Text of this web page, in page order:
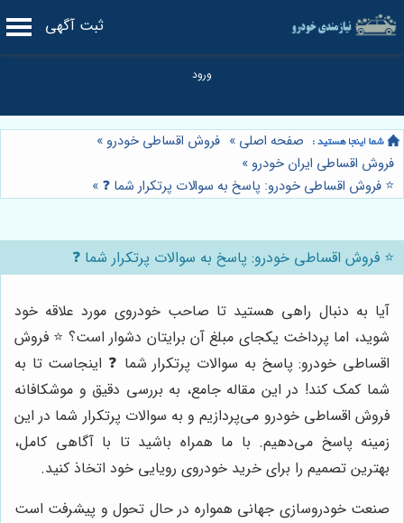
ثبت آگهی
صفحه اصلی » فروش اقساطی خودرو »
فروش اقساطی ایران خودرو »
⭐️ فروش اقساطی خودرو: پاسخ به سوالات پرتکرار شما ❓ »
⭐️ فروش اقساطی خودرو: پاسخ به سوالات پرتکرار شما ❓
آیا به دنبال راهی هستید تا صاحب خودروی مورد علاقه خود
شوید، اما پرداخت یکجای مبلغ آن برایتان دشوار است؟ ⭐️ فروش
اقساطی خودرو: پاسخ به سوالات پرتکرار شما ❓ اینجاست تا به
شما کمک کند! در این مقاله جامع، به بررسی دقیق و موشکافانه
فروش اقساطی خودرو می‌پردازیم و به سوالات پرتکرار شما در این
زمینه پاسخ می‌دهیم. با ما همراه باشید تا با آگاهی کامل،
بهترین تصمیم را برای خرید خودروی رویایی خود اتخاذ کنید.
صنعت خودروسازی جهانی همواره در حال تحول و پیشرفت است